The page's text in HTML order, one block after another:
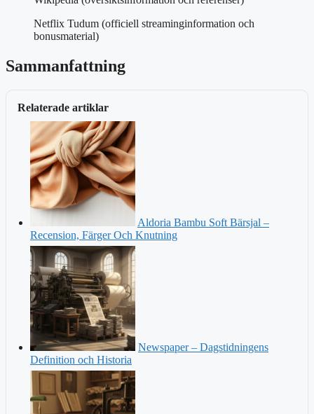
Netflix Tudum (officiell streaminginformation och
bonusmaterial)
Sammanfattning
Relaterade artiklar
Aldoria Bambu Soft Bärsjal –
Recension, Färger Och Knutning
Newspaper – Dagstidningens
Definition och Historia